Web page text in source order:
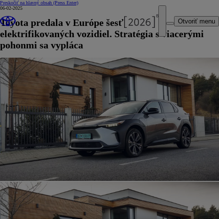
Preskočiť na hlavný obsah (Press Enter)
Otvoriť menu
06-02-2025
Toyota predala v Európe šesť miliónov
elektrifikovaných vozidiel. Stratégia s viacerými
pohonmi sa vypláca